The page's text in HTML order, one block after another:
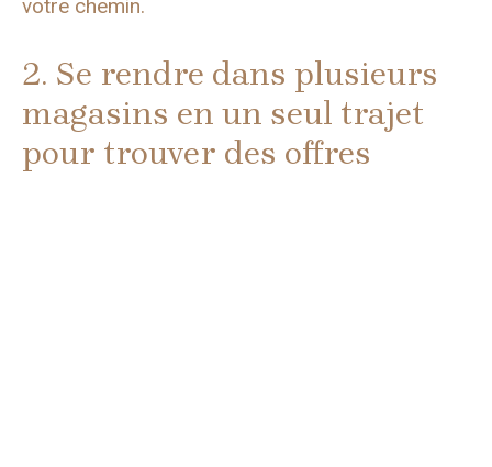
votre chemin.
2. Se rendre dans plusieurs
magasins en un seul trajet
pour trouver des offres